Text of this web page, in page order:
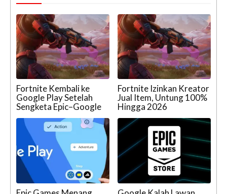
Fortnite Kembali ke
Google Play Setelah
Sengketa Epic–Google
Fortnite Izinkan Kreator
Jual Item, Untung 100%
Hingga 2026